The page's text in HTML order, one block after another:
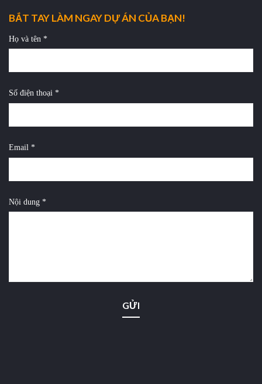
BẮT TAY LÀM NGAY DỰ ÁN CỦA BẠN!
Họ và tên *
Số điện thoại *
Email *
Nội dung *